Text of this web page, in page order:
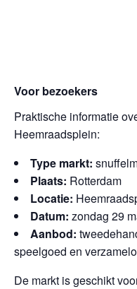
Voor bezoekers
Praktische informatie
Heemraadsplein:
Type markt:
Plaats: Rotterdam
Locatie:
Datum: zondag 29
Aanbod:
speelgoed en
De markt is geschikt